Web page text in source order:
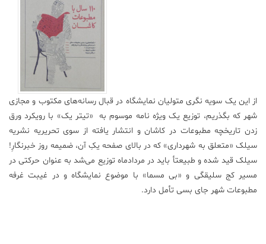
مجله
فرهنگی
و
هنری
از این یک سویه نگری متولیان نمایشگاه در قبال رسانه‌های مکتوب و مجازی
شهر که بگذریم، توزیع یک ویژه نامه موسوم به «تیتر یک» با رویکرد ورق
زدن تاریخچه مطبوعات در کاشان و انتشار یافته از سوی تحریریه نشریه
سیلک «متعلق به شهرداری» که در بالای صفحه یکِ آن، ضمیمه روز خبرنگارِ!
سیلک قید شده و طبیعتأ باید در مردادماه توزیع می‌شد به عنوان حرکتی در
مسیر کج سلیقگی و «بی مسما» با موضوع نمایشگاه و در غیبت غرفه
مطبوعات شهر جای بسی تأمل دارد.